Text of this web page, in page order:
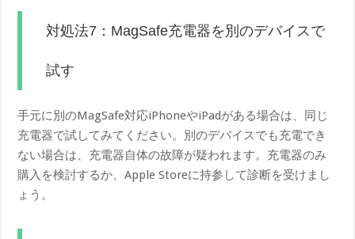
対処法7：MagSafe充電器を別のデバイスで
試す
手元に別のMagSafe対応iPhoneやiPadがある場合は、同じ
充電器で試してみてください。別のデバイスでも充電でき
ない場合は、充電器自体の故障が疑われます。充電器のみ
購入を検討するか、Apple Storeに持参して診断を受けまし
ょう。